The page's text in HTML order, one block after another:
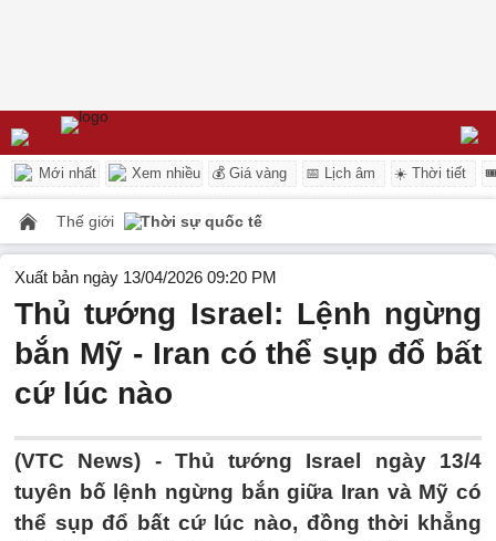
Mới nhất Xem nhiều 💰 Giá vàng 📅 Lịch âm ☀️ Thời tiết
Thế giới Thời sự quốc tế
Xuất bản ngày 13/04/2026 09:20 PM
Thủ tướng Israel: Lệnh ngừng
bắn Mỹ - Iran có thể sụp đổ bất
cứ lúc nào
(VTC News) - Thủ tướng Israel ngày 13/4
tuyên bố lệnh ngừng bắn giữa Iran và Mỹ có
thể sụp đổ bất cứ lúc nào, đồng thời khẳng